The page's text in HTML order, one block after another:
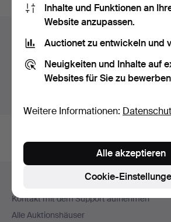
Sie suchen in unserem Archiv der
Auktionen.
Fußzeilen-
Navigation
Kontakt mit dem Support aufnehmen
Alle Auktionshäuser
Inhalte und Funktionen an
Website anzupassen.
Auctionet zu entwickeln und
Neuigkeiten und Inhalte auf
Websites für Sie zu
Weitere Informationen:
Cookie-
Alle akzeptieren